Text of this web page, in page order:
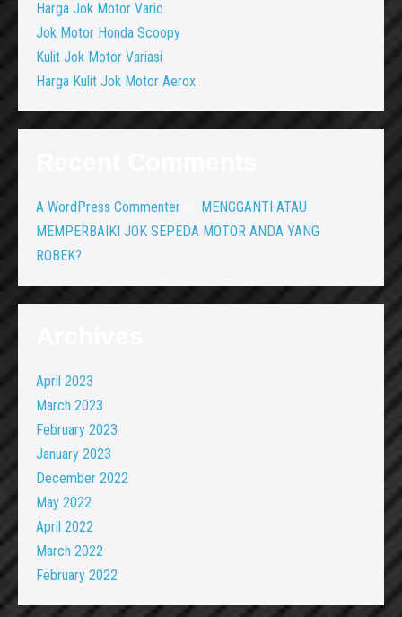
Harga Jok Motor Vario
Jok Motor Honda Scoopy
Kulit Jok Motor Variasi
Harga Kulit Jok Motor Aerox
A WordPress Commenter
MENGGANTI ATAU
MEMPERBAIKI JOK SEPEDA MOTOR ANDA YANG
ROBEK?
April 2023
March 2023
February 2023
January 2023
December 2022
May 2022
April 2022
March 2022
February 2022